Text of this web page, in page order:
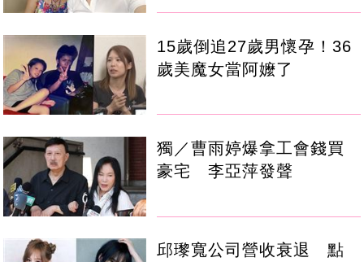
15歲倒追27歲男懷孕！36
歲美魔女當阿嬤了
獨／曹雨婷爆拿工會錢買
豪宅 李亞萍發聲
邱瓈寬公司營收衰退 點